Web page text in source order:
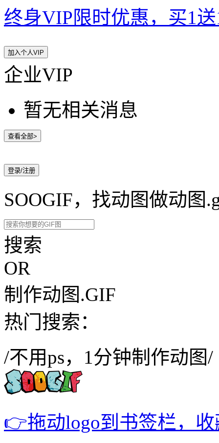
终身VIP限时优惠，买1
加入个人VIP
企业VIP
暂无相关消息
查看全部>
登录/注册
SOOGIF，找动图做动图
搜索
OR
制作动图.GIF
热门搜索：
/不用ps，1分钟制作动图/
👉拖动logo到书签栏，